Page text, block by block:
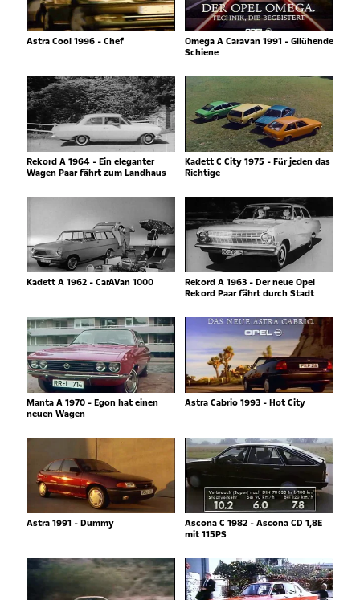
Astra Cool 1996 - Chef
Omega A Caravan 1991 - Gllühende
Schiene
Rekord A 1964 - Ein eleganter
Wagen Paar fährt zum Landhaus
Kadett C City 1975 - Für jeden das
Richtige
Kadett A 1962 - CarAVan 1000
Rekord A 1963 - Der neue Opel
Rekord Paar fährt durch Stadt
Manta A 1970 - Egon hat einen
neuen Wagen
Astra Cabrio 1993 - Hot City
Astra 1991 - Dummy
Ascona C 1982 - Ascona CD 1,8E
mit 115PS